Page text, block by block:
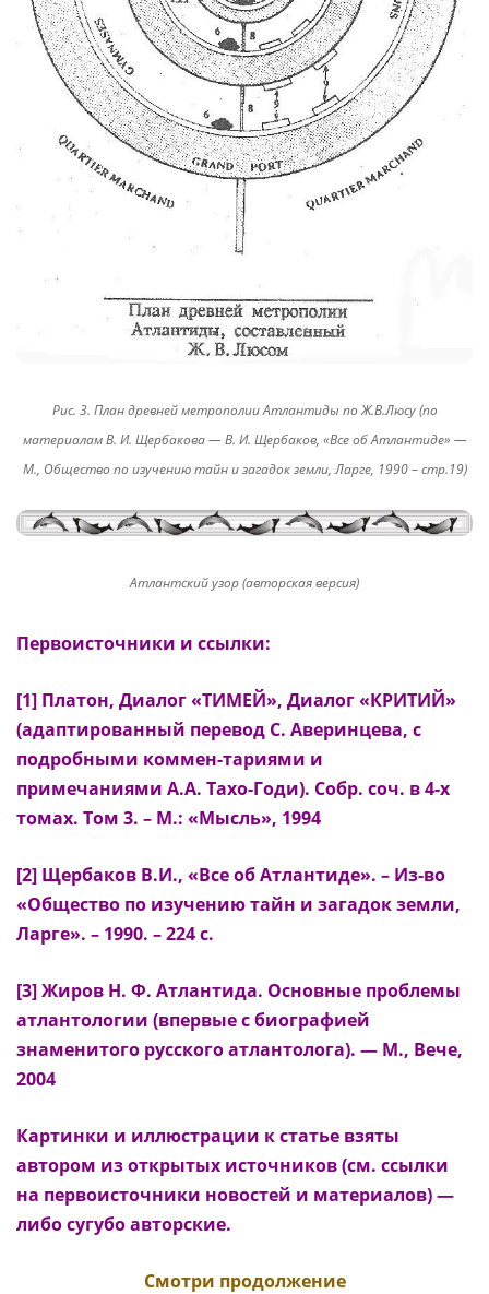
Рис. 3. План древней метрополии Атлантиды по Ж.В.Люсу (по
материалам В. И. Щербакова — В. И. Щербаков, «Все об Атлантиде» —
М., Общество по изучению тайн и загадок земли, Ларге, 1990 – стр.19)
Атлантский узор (авторская версия)
Первоисточники и ссылки:
[1] Платон, Диалог «ТИМЕЙ», Диалог «КРИТИЙ»
(адаптированный перевод С. Аверинцева, с
подробными коммен-тариями и
примечаниями А.А. Тахо-Годи). Собр. соч. в 4-х
томах. Том 3. – М.: «Мысль», 1994
[2] Щербаков В.И., «Все об Атлантиде». – Из-во
«Общество по изучению тайн и загадок земли,
Ларге». – 1990. – 224 с.
[3] Жиров Н. Ф. Атлантида. Основные проблемы
атлантологии (впервые с биографией
знаменитого русского атлантолога). — М., Вече,
2004
Картинки и иллюстрации к статье взяты
автором из открытых источников (см. ссылки
на первоисточники новостей и материалов) —
либо сугубо авторские.
Смотри продолжение